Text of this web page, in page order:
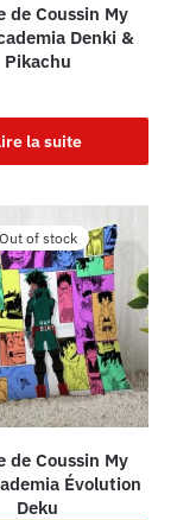
de Coussin My
Denki &
Pikachu
la suite
Out of stock
de Coussin My
Évolution
Deku